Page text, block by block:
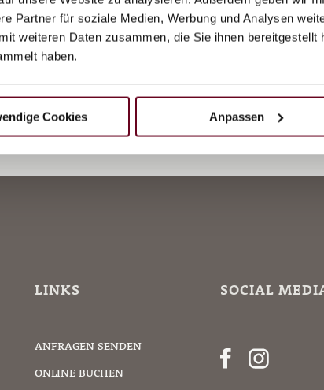
Partner für soziale Medien, Werbung und Analysen
weiteren Daten zusammen, die Sie ihnen
haben.
Cookies Anpassen
→
Trend
Am Samstag setzt sich ein
heiter und die Temperaturen
LINKS
ANFRAGEN SENDEN
ONLINE BUCHEN
SOCIAL